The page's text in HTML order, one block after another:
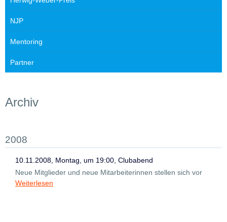
NJP
Mentoring
Partner
Archiv
2008
10.11.2008, Montag, um 19:00, Clubabend
Neue Mitglieder und neue Mitarbeiterinnen stellen sich vor
Weiterlesen